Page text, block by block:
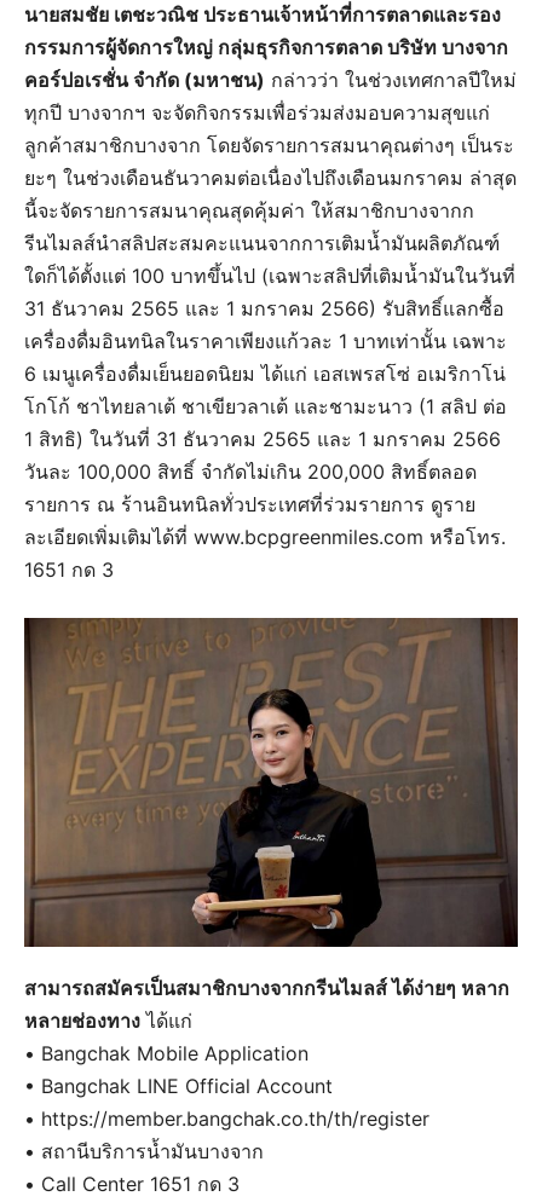
นายสมชัย เตชะวณิช ประธานเจ้าหน้าที่การตลาดและรอง
กรรมการผู้จัดการใหญ่ กลุ่มธุรกิจการตลาด บริษัท บางจาก
คอร์ปอเรชั่น จำกัด (มหาชน) กล่าวว่า ในช่วงเทศกาลปีใหม่
ทุกปี บางจากฯ จะจัดกิจกรรมเพื่อร่วมส่งมอบความสุขแก่
ลูกค้าสมาชิกบางจาก โดยจัดรายการสมนาคุณต่างๆ เป็นระ
ยะๆ ในช่วงเดือนธันวาคมต่อเนื่องไปถึงเดือนมกราคม ล่าสุด
นี้จะจัดรายการสมนาคุณสุดคุ้มค่า ให้สมาชิกบางจากก
รีนไมลส์นำสลิปสะสมคะแนนจากการเติมน้ำมันผลิตภัณฑ์
ใดก็ได้ตั้งแต่ 100 บาทขึ้นไป (เฉพาะสลิปที่เติมน้ำมันในวันที่
31 ธันวาคม 2565 และ 1 มกราคม 2566) รับสิทธิ์แลกซื้อ
เครื่องดื่มอินทนิลในราคาเพียงแก้วละ 1 บาทเท่านั้น เฉพาะ
6 เมนูเครื่องดื่มเย็นยอดนิยม ได้แก่ เอสเพรสโซ่ อเมริกาโน่
โกโก้ ชาไทยลาเต้ ชาเขียวลาเต้ และชามะนาว (1 สลิป ต่อ
1 สิทธิ) ในวันที่ 31 ธันวาคม 2565 และ 1 มกราคม 2566
วันละ 100,000 สิทธิ์ จำกัดไม่เกิน 200,000 สิทธิ์ตลอด
รายการ ณ ร้านอินทนิลทั่วประเทศที่ร่วมรายการ ดูราย
ละเอียดเพิ่มเติมได้ที่ www.bcpgreenmiles.com หรือโทร.
1651 กด 3
สามารถสมัครเป็นสมาชิกบางจากกรีนไมลส์ ได้ง่ายๆ หลาก
หลายช่องทาง ได้แก่
• Bangchak Mobile Application
• Bangchak LINE Official Account
• https://member.bangchak.co.th/th/register
• สถานีบริการน้ำมันบางจาก
• Call Center 1651 กด 3